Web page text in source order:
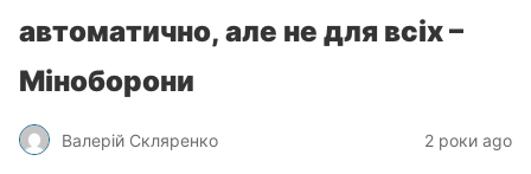
автоматично, але не для всіх –
Міноборони
Валерій Скляренко 2 роки ago